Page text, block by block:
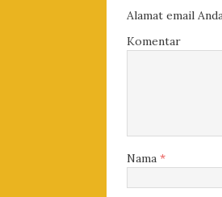
Alamat email
Komentar
Nama *